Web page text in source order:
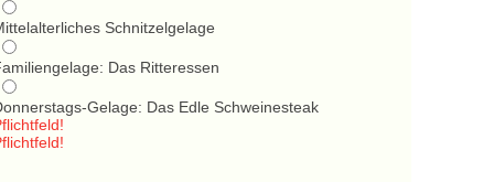
Schnitzelgelage
Das Ritteressen
Gelage: Das Edle Schweinesteak